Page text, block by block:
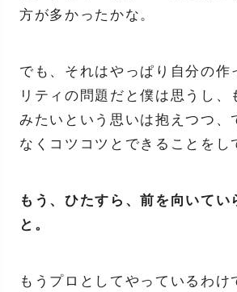
方が多かったかな。
でも、それはやっぱり自分の作
リティの問題だと僕は思うし、
みたいという思いは抱えつつ、
なくコツコツとできることをし
もう、ひたすら、前を向いてい
と。
もうプロとしてやっているわけ